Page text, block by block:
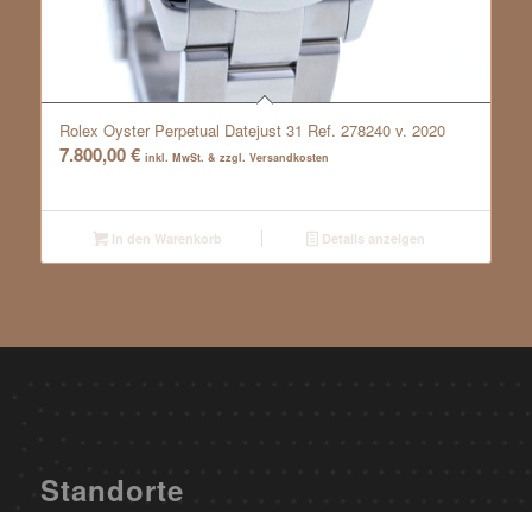
Rolex Oyster Perpetual Datejust 31 Ref. 278240 v. 2020
7.800,00€ inkl. MwSt. & zzgl. Versandkosten
In den Warenkorb Details anzeigen
Standorte